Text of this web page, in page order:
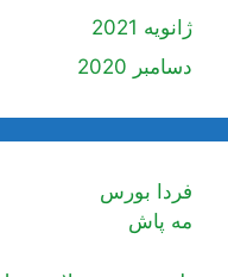
ژانویه 2021
دسامبر 2020
فردا بورس
مه پاش